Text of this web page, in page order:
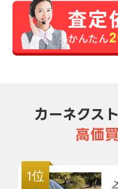
カーネクス
高価
1位